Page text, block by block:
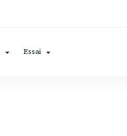
Essai